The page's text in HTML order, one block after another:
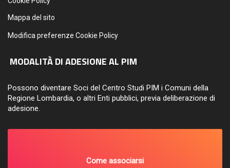
Mappa del sito
Modifica preferenze Cookie Policy
MODALITÀ DI ADESIONE AL PIM
Possono diventare Soci del Centro Studi PIM i Comuni della
Regione Lombardia, o altri Enti pubblici, previa deliberazione di
adesione.
Come associarsi